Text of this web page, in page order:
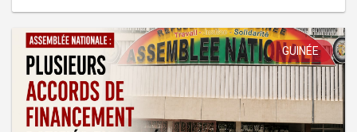
GUINÉE